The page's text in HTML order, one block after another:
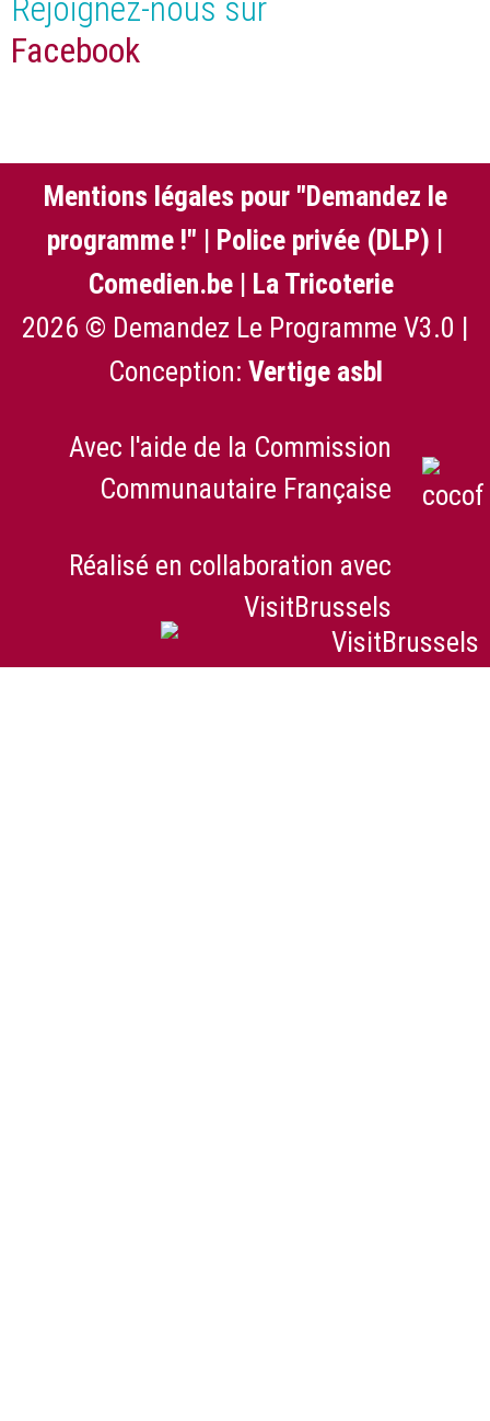
Rejoignez-nous sur
Facebook
Mentions légales pour "Demandez le
programme !" | Police privée (DLP) |
Comedien.be | La Tricoterie
2026 © Demandez Le Programme V3.0 |
Conception: Vertige asbl
Avec l'aide de la Commission
Communautaire Française
Réalisé en collaboration avec
VisitBrussels